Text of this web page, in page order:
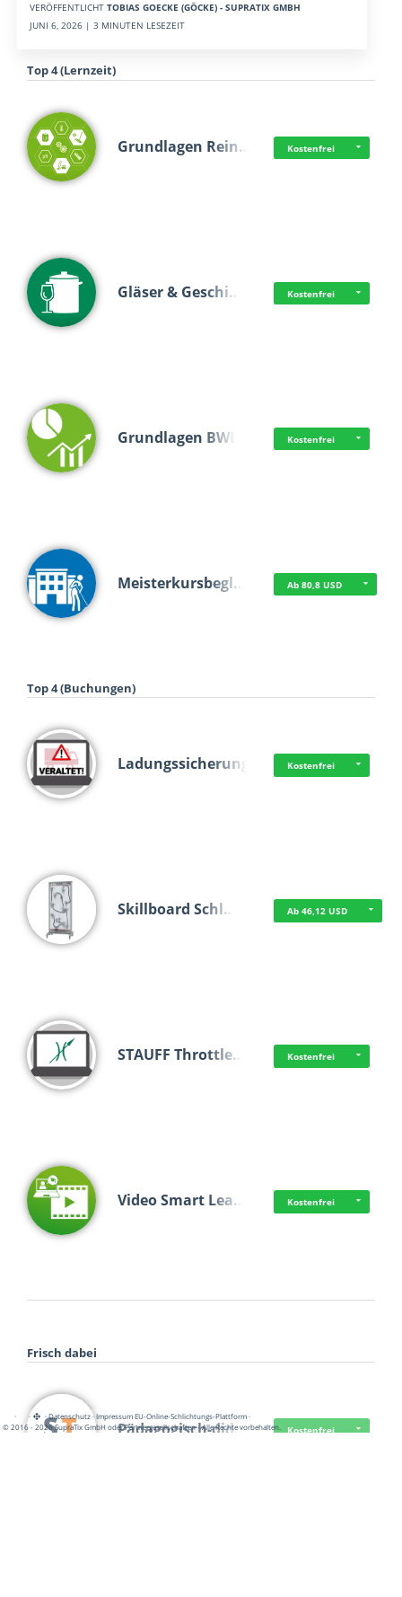
VERÖFFENTLICHT TOBIAS GOECKE (GÖCKE) - SUPRATIX GMBH
JUNI 6, 2026 | 3 MINUTEN LESEZEIT
Top 4 (Lernzeit)
Grundlagen Rein… Kostenfrei
Gläser & Geschi… Kostenfrei
Grundlagen BWL Kostenfrei
Meisterkursbegl… Ab 80,8 USD
Top 4 (Buchungen)
Ladungssicherung Kostenfrei
Skillboard Schl… Ab 46,12 USD
STAUFF Throttle… Kostenfrei
Video Smart Lea… Kostenfrei
Frisch dabei
Pädagogisch-did… Kostenfrei
· · ·Datenschutz·Impressum EU-Online-Schlichtungs-Plattform·
© 2016 - 2026 SupraTix GmbH oder Partnergesellschaften - Alle Rechte vorbehalten.